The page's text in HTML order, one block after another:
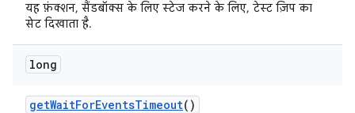
यह फ़ंक्शन, सैंडबॉक्स के लिए स्टेज करने के लिए, टेस्ट ज़िप का
सेट दिखाता है.
long
getWaitForEventsTimeout()